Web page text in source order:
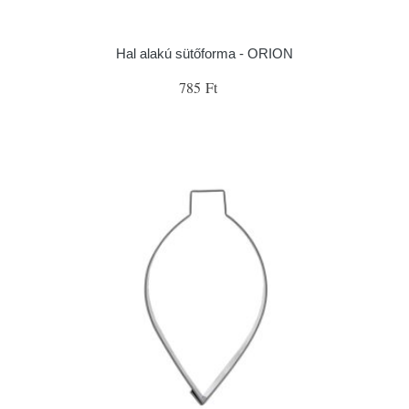
Hal alakú sütőforma - ORION
785 Ft